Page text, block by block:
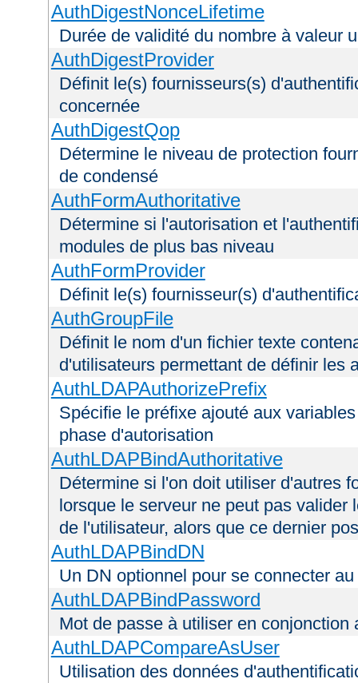
AuthDigestNonceLifetime
Durée de validité du nombre à valeur
AuthDigestProvider
Définit le(s) fournisseurs(s)
concernée
AuthDigestQop
Détermine le niveau de protection
de condensé
AuthFormAuthoritative
Détermine si l'autorisation et
modules de plus bas niveau
AuthFormProvider
Définit le(s) fournisseur(s)
AuthGroupFile
Définit le nom d'un fichier texte
d'utilisateurs permettant de définir les
AuthLDAPAuthorizePrefix
Spécifie le préfixe ajouté aux
phase d'autorisation
AuthLDAPBindAuthoritative
Détermine si l'on doit utiliser d'autres
lorsque le serveur ne peut pas valider
de l'utilisateur, alors que ce dernier
AuthLDAPBindDN
Un DN optionnel pour se connecter
AuthLDAPBindPassword
Mot de passe à utiliser en
AuthLDAPCompareAsUser
Utilisation des données